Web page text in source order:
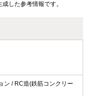
した参考情報です。
ン / RC造(鉄筋コンクリー